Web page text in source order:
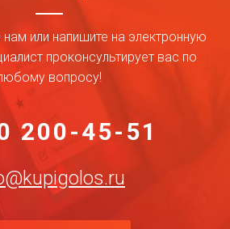
или напишите на электронную
проконсультирует вас по
вопросу!
200-45-51